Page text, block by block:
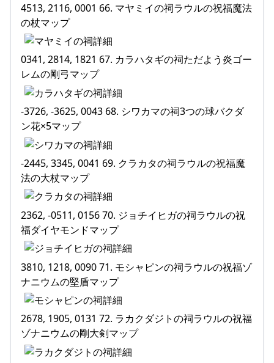
4513, 2116, 0001 66. マヤミイの祠ラウルの祝福魔法
の杖マップ
0341, 2814, 1821 67. カラハタギの祠ただよう炎ゴー
レムの剛弓マップ
-3726, -3625, 0043 68. シワカマの祠3つの球バクダ
ン花×5マップ
-2445, 3345, 0041 69. クラカタの祠ラウルの祝福魔
法の大杖マップ
2362, -0511, 0156 70. ジョチイヒガの祠ラウルの祝
福ダイヤモンドマップ
3810, 1218, 0090 71. モシャピンの祠ラウルの祝福ゾ
ナニウムの堅盾マップ
2678, 1905, 0131 72. ラカクダジトの祠ラウルの祝福
ゾナニウムの剛大剣マップ